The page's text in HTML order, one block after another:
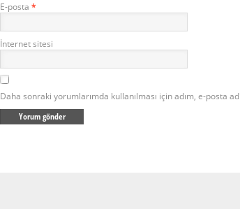
E-posta *
İnternet sitesi
Daha sonraki yorumlarımda kullanılması için adım, e-posta